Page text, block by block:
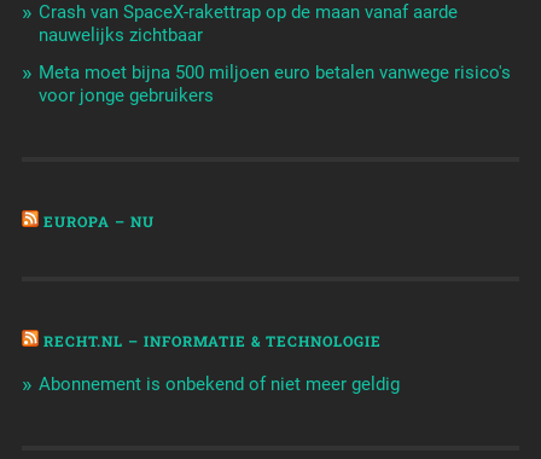
Crash van SpaceX-rakettrap op de maan vanaf aarde
nauwelijks zichtbaar
Meta moet bijna 500 miljoen euro betalen vanwege risico's
voor jonge gebruikers
EUROPA – NU
RECHT.NL – INFORMATIE & TECHNOLOGIE
Abonnement is onbekend of niet meer geldig